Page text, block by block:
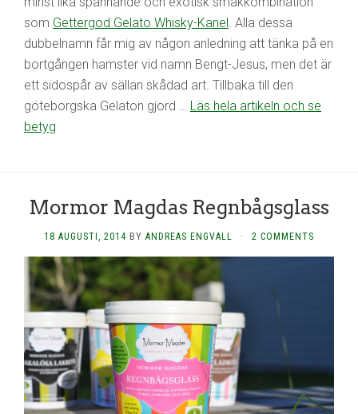
som Gettergod Gelato Whisky-Kanel . Alla dessa
dubbelnamn får mig av någon anledning att tänka på en
bortgången hamster vid namn Bengt-Jesus, men det är
ett sidospår av sällan skådad art. Tillbaka till den
göteborgska Gelaton gjord … Läs hela artikeln och se
betyg
Mormor Magdas Regnbågsglass
18 AUGUSTI, 2014 BY ANDREAS ENGVALL · 2 COMMENTS